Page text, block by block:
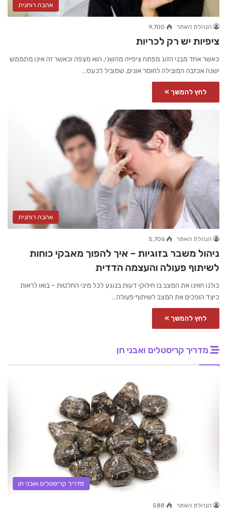
אהבה רוחנית
הנהלת האתר 9,700
ציפיות יש רק לכריות
כאשר אחד מבני הזוג מפתח ציפייה מהשני, הוא מצפה וכאשר זה אינו מתממש
ישנה אכזבה המובילה לחוסר אונים, שמוביל לכעס…
לחץ להמשך »
אהבה רוחנית
הנהלת האתר 5,706
ניהול משבר בזוגיות – איך להפוך מאבקי כוחות
לשיתוף פעולה והעצמה הדדית
כולנו חווינו את המצב בו חילוקי דעות בנוגע לכל מיני החלטות – בואו לראות
כיצד הופכים את המצב לשיתוף פעולה…
לחץ להמשך »
מדריך קריסטלים ואבני חן
מדריך קריסטלים ואבני חן
הנהלת האתר 588